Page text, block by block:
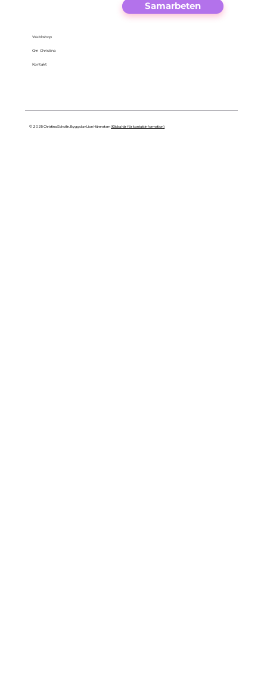
Webbshop
Om Christina
Kontakt
Samarbeten
© 2025 Christina Schollin. Byggd av Lion Härenstam(Klicka här för kontaktinformation)